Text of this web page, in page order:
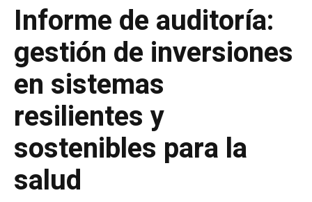
Informe de auditoría:
gestión de inversiones
en sistemas
resilientes y
sostenibles para la
salud